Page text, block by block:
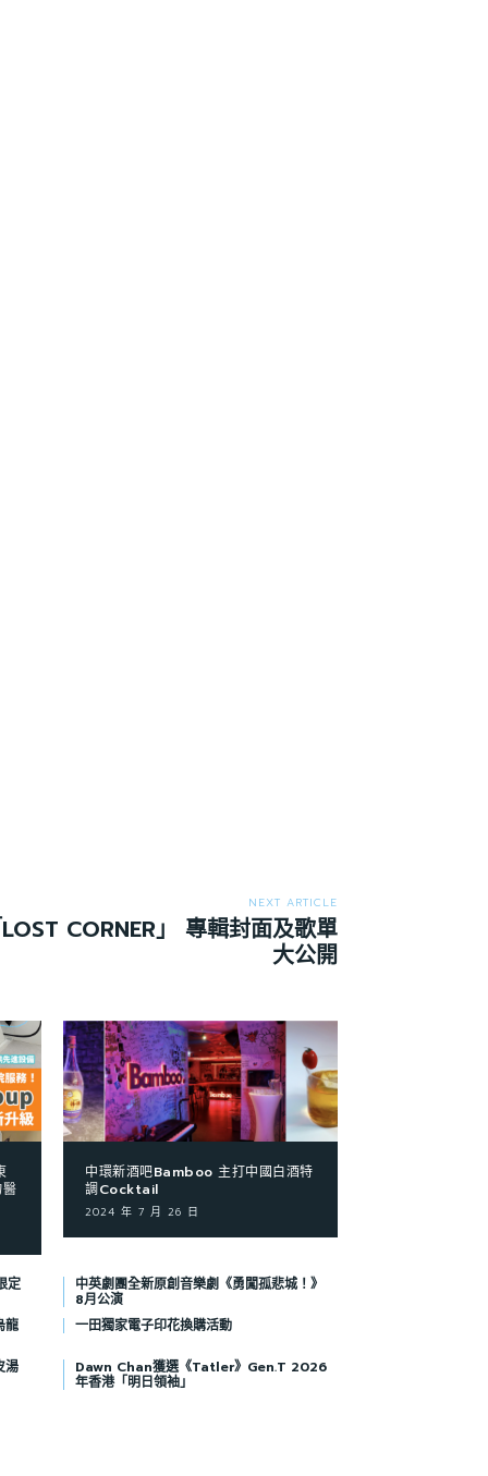
NEXT ARTICLE
CORNER」 專輯封面及歌單
大公開
中環新酒吧Bamboo 主打中國白酒特
調Cocktail
2024 年 7 月 26 日
定 中英劇團全新原創音樂劇《勇闖孤悲城！》
8月公演
龍 一田獨家電子印花換購活動
湯 Dawn Chan獲選《Tatler》Gen.T 2026
年香港「明日領袖」